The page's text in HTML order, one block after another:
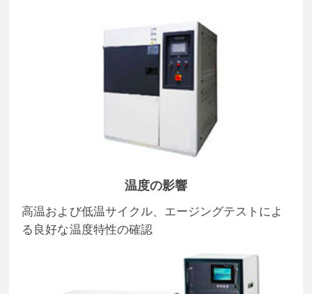
温度の影響
高温および低温サイクル、エージングテストによ
る良好な温度特性の確認